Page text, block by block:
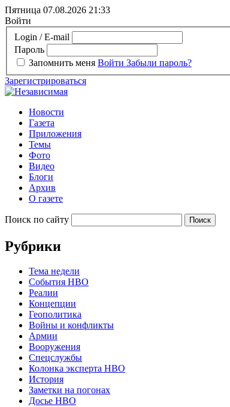
Пятница 07.08.2026 21:33
Войти
Login / E-mail
Пароль
Запомнить меня Войти Забыли пароль?
Зарегистрироваться
Новости
Газета
Приложения
Темы
Фото
Видео
Блоги
Архив
О газете
Поиск по сайту
Рубрики
Тема недели
События НВО
Реалии
Концепции
Геополитика
Войны и конфликты
Армии
Вооружения
Спецслужбы
Колонка эксперта НВО
История
Заметки на погонах
Досье НВО